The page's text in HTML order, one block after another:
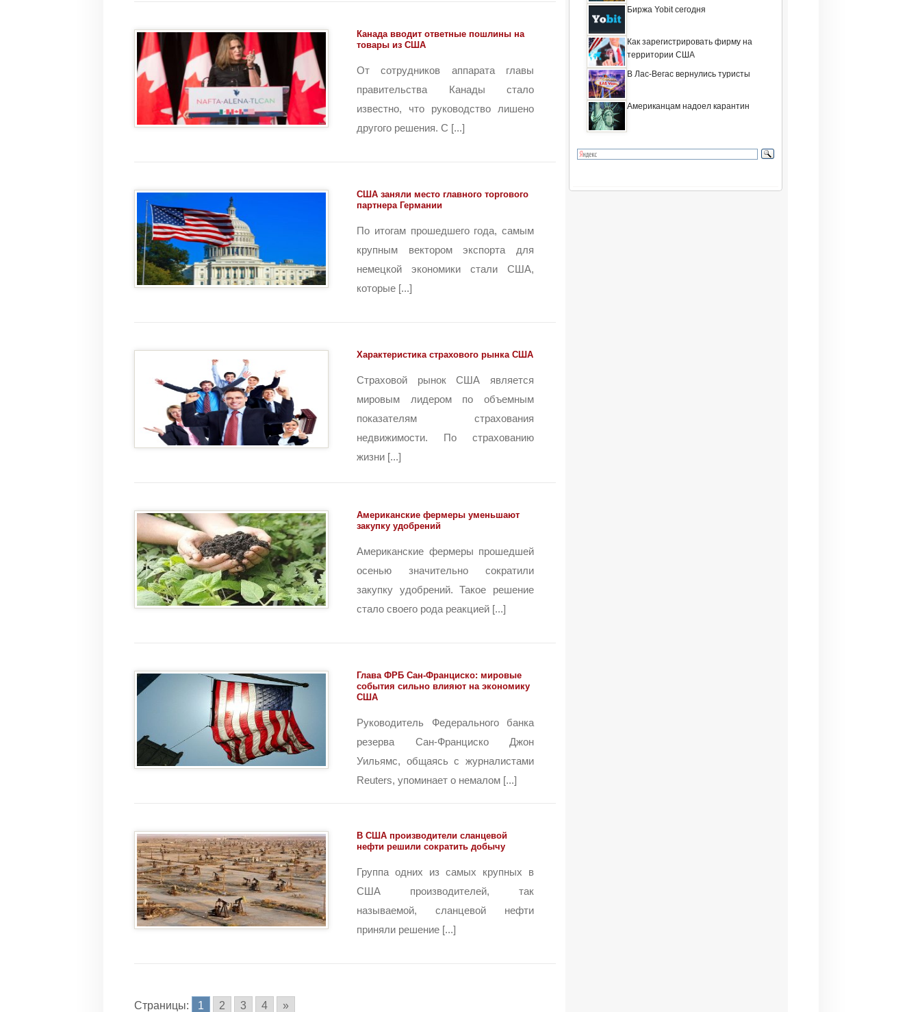
Канада вводит ответные пошлины на
товары из США
От сотрудников аппарата главы
правительства Канады стало
известно, что руководство лишено
другого решения. C [...]
США заняли место главного торгового
партнера Германии
По итогам прошедшего года, самым
крупным вектором экспорта для
немецкой экономики стали США,
которые [...]
Характеристика страхового рынка США
Страховой рынок США является
мировым лидером по объемным
показателям страхования
недвижимости. По страхованию
жизни [...]
Американские фермеры уменьшают
закупку удобрений
Американские фермеры прошедшей
осенью значительно сократили
закупку удобрений. Такое решение
стало своего рода реакцией [...]
Глава ФРБ Сан-Франциско: мировые
события сильно влияют на экономику
США
Руководитель Федерального банка
резерва Сан-Франциско Джон
Уильямс, общаясь с журналистами
Reuters, упоминает о немалом [...]
В США производители сланцевой
нефти решили сократить добычу
Группа одних из самых крупных в
США производителей, так
называемой, сланцевой нефти
приняли решение [...]
Страницы: 1 2 3 4 »
Биржа Yobit сегодня
Как зарегистрировать фирму на
территории США
В Лас-Вегас вернулись туристы
Американцам надоел карантин